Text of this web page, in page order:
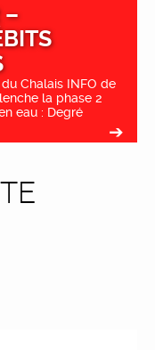
–
Chalais INFO de
la phase 2
eau : Degré